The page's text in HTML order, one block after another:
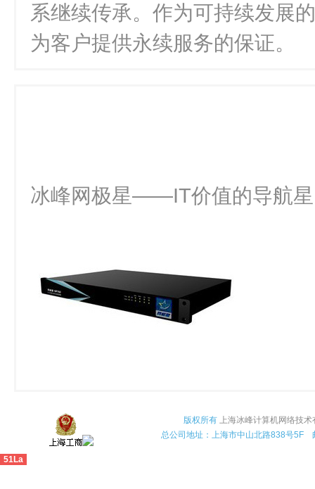
系继续传承。作为可持续发展
为客户提供永续服务的保证。
冰峰网极星——IT价值的导航
版权所有 上海冰峰计算机网络技术
总公司地址：上海市中山北路838号
51La